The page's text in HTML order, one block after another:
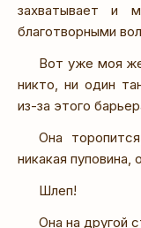
захватывает и
благотворными
Вот уже моя
никто, ни один
из-за этого
Она
никакая пуповина,
Шлеп!
Она на другой